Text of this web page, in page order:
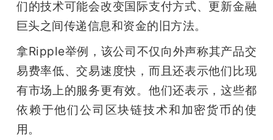
题
爱
搞
们的技术可能会改变国际支付方式、更新金融
巨头之间传递信息和资金的旧方法。
拿Ripple举例，该公司不仅向外声称其产品交
易费率低、交易速度快，而且还表示他们比现
有市场上的服务更有效。他们还表示，这些都
依赖于他们公司区块链技术和加密货币的使
用。